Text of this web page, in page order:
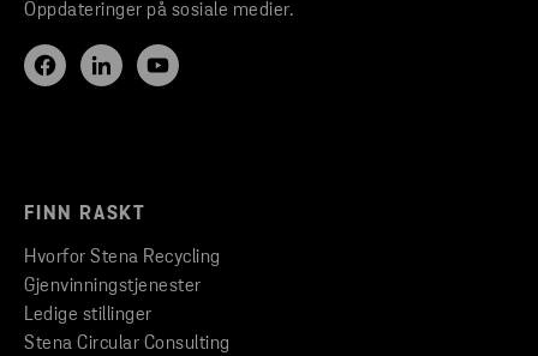
Oppdateringer på sosiale medier.
FINN RASKT
Hvorfor Stena Recycling
Gjenvinningstjenester
Ledige stillinger
Stena Circular Consulting